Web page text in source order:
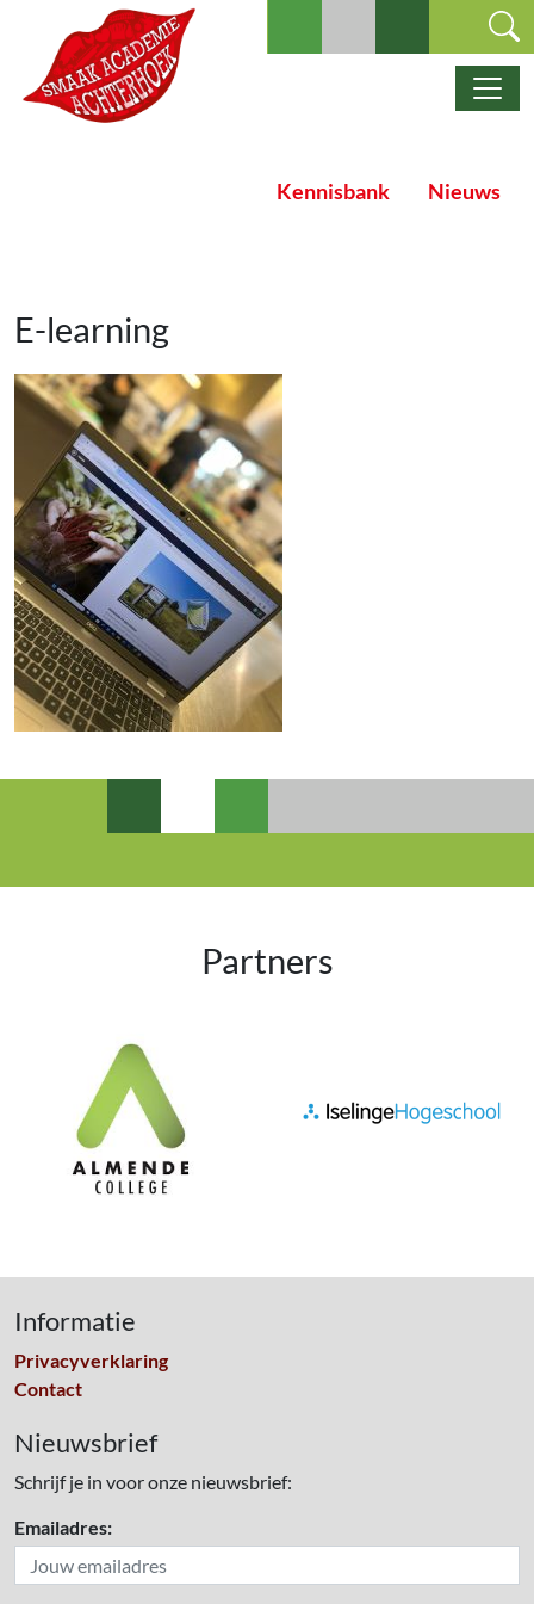
Ga naar de inhoud
Hoofdnavigatie
Kennisbank Nieuws
E-learning
Partners
Informatie
Privacyverklaring
Contact
Nieuwsbrief
Schrijf je in voor onze nieuwsbrief:
Emailadres: